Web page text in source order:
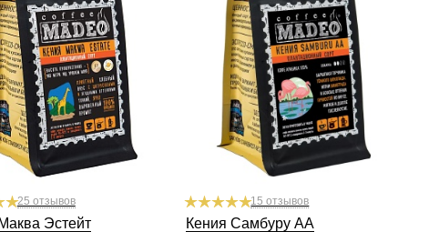
чёрная смородина,
тёмный шоколад
1
3 4 5 6
4/6
1 2 3 4 5 6
4/6
1
3 4 5 6
5/6
1 2 3 4 5 6
4/6
25 отзывов
Эстейт
Профиль виноград, тёмный шоколад
Кислинка
1
2 3 4 5 6
2/6
Горчинка
1 2 3 4 5 6
5/6
Плотность
1
2 3 4 5 6
6/6
Крепость
1 2 3 4 5 6
5/6
15 отзывов
Кения Самбуру AA